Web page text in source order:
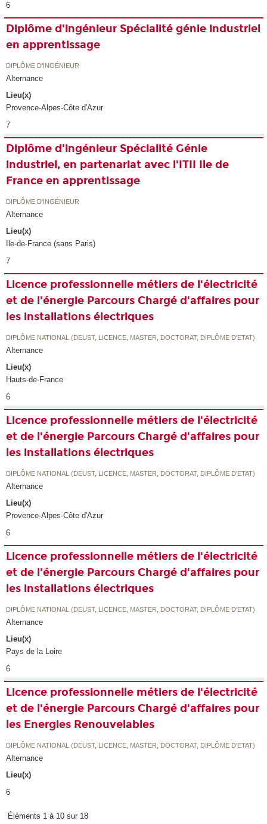
6
Diplôme d'ingénieur Spécialité génie industriel
en apprentissage
DIPLÔME D'INGÉNIEUR
Alternance
Lieu(x)
Provence-Alpes-Côte d'Azur
7
Diplôme d'ingénieur Spécialité Génie
industriel, en partenariat avec l'ITII Ile de
France en apprentissage
DIPLÔME D'INGÉNIEUR
Alternance
Lieu(x)
Ile-de-France (sans Paris)
7
Licence professionnelle métiers de l'électricité
et de l'énergie Parcours Chargé d'affaires pour
les installations électriques
DIPLÔME NATIONAL (DEUST, LICENCE, MASTER, DOCTORAT, DIPLÔME D'ETAT)
Alternance
Lieu(x)
Hauts-de-France
6
Licence professionnelle métiers de l'électricité
et de l'énergie Parcours Chargé d'affaires pour
les installations électriques
DIPLÔME NATIONAL (DEUST, LICENCE, MASTER, DOCTORAT, DIPLÔME D'ETAT)
Alternance
Lieu(x)
Provence-Alpes-Côte d'Azur
6
Licence professionnelle métiers de l'électricité
et de l'énergie Parcours Chargé d'affaires pour
les installations électriques
DIPLÔME NATIONAL (DEUST, LICENCE, MASTER, DOCTORAT, DIPLÔME D'ETAT)
Alternance
Lieu(x)
Pays de la Loire
6
Licence professionnelle métiers de l'électricité
et de l'énergie Parcours Chargé d'affaires pour
les Energies Renouvelables
DIPLÔME NATIONAL (DEUST, LICENCE, MASTER, DOCTORAT, DIPLÔME D'ETAT)
Alternance
Lieu(x)
6
Éléments 1 à 10 sur 18